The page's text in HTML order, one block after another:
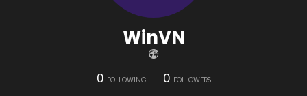
WinVN
0 FOLLOWING 0 FOLLOWERS